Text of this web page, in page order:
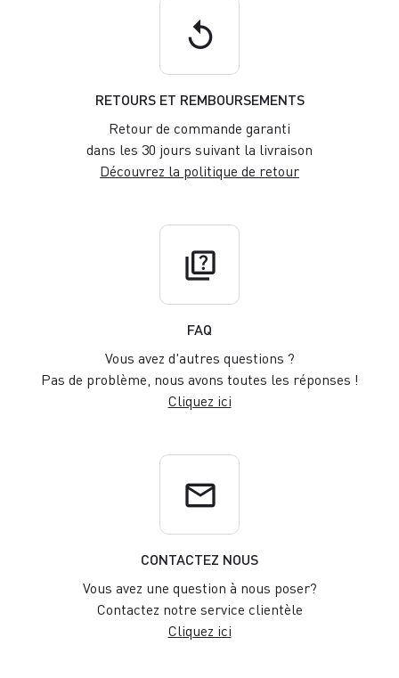
replay
RETOURS ET REMBOURSEMENTS
Retour de commande garanti
dans les 30 jours suivant la livraison
Découvrez la politique de retour
quiz
FAQ
Vous avez d'autres questions ?
Pas de problème, nous avons toutes les réponses !
Cliquez ici
email
CONTACTEZ NOUS
Vous avez une question à nous poser?
Contactez notre service clientèle
Cliquez ici